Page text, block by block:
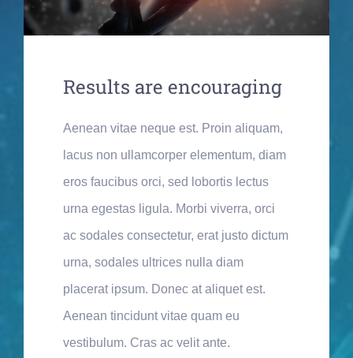
Results are encouraging
Aenean vitae neque est. Proin aliquam,
lacus non ullamcorper elementum, diam
eros faucibus orci, sed lobortis lectus
urna egestas ligula. Morbi viverra, orci
ac sodales consectetur, erat justo dictum
urna, sodales ultrices nulla diam
placerat ipsum. Donec at aliquet est.
Aenean tincidunt vitae quam eu
vestibulum. Cras ac velit ante.